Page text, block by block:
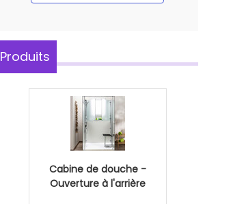
Produits
Cabine de douche -
Ouverture à l'arrière